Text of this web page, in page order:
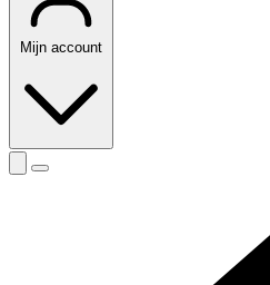
Mijn account